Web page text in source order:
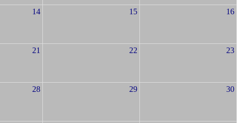
14 15 16
21 22 23
28 29 30